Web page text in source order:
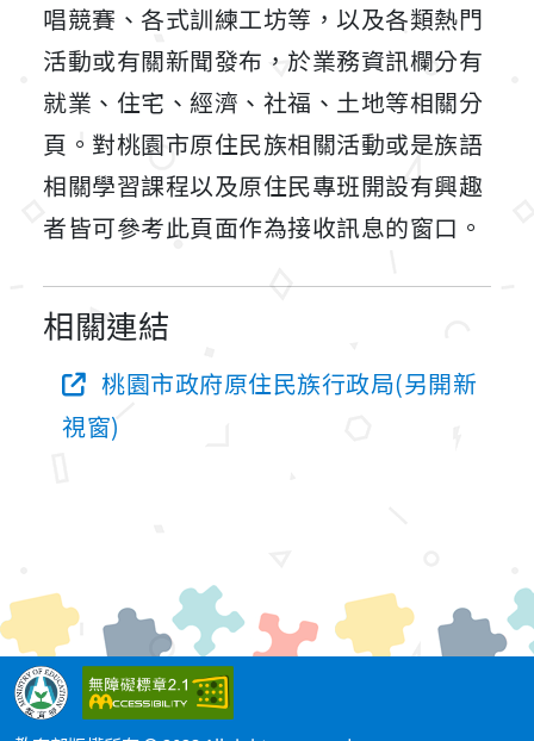
唱競賽、各式訓練工坊等，以及各類熱門
活動或有關新聞發布，於業務資訊欄分有
就業、住宅、經濟、社福、土地等相關分
頁。對桃園市原住民族相關活動或是族語
相關學習課程以及原住民專班開設有興趣
者皆可參考此頁面作為接收訊息的窗口。
相關連結
桃園市政府原住民族行政局(另開新
視窗)